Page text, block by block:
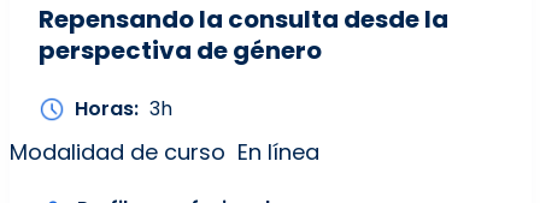
Repensando la consulta desde la
perspectiva de género
Horas 3h
Modalidad de curso En línea